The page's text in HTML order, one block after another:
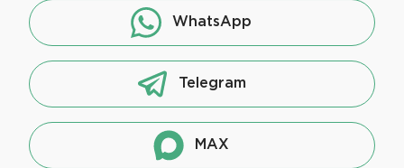
WhatsApp
Telegram
MAX